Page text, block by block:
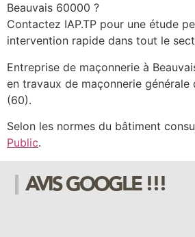
Beauvais 60000 ?
Contactez IAP.TP pour une étude
intervention rapide dans tout le
Entreprise de maçonnerie à
en travaux de maçonnerie générale
(60).
Selon les normes du bâtiment
Public.
AVIS GOOGLE !!!